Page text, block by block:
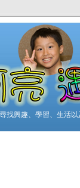
尋找興趣、學習、生活